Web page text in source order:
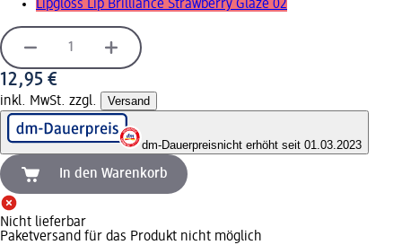
Lipgloss Lip Brilliance Strawberry Glaze 02
12,95 €
inkl. MwSt. zzgl. Versand
dm-Dauerpreisnicht erhöht seit 01.03.2023
In den Warenkorb
Nicht lieferbar
Paketversand für das Produkt nicht möglich